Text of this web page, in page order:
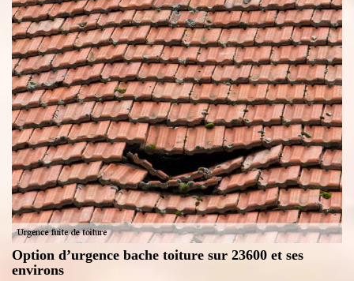
Option d’urgence bache toiture sur 23600 et ses
environs